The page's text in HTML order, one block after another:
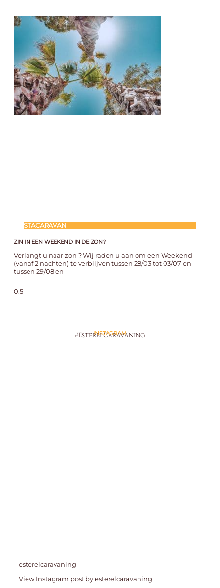
STACARAVAN
ZIN IN EEN WEEKEND IN DE ZON?
Verlangt u naar zon ? Wij raden u aan om een Weekend
(vanaf 2 nachten) te verblijven tussen 28/03 tot 03/07 en
tussen 29/08 en
INSTAGRAM
#EsterelCaravaning
esterelcaravaning
View Instagram post by esterelcaravaning